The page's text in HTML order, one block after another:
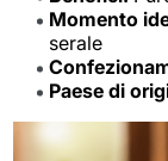
Momento
serale
Paese di